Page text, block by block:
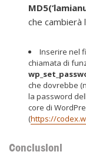
che
Inserire nel
chiamata di
che dovrebbe
la password
core di
(https://
Conclusioni